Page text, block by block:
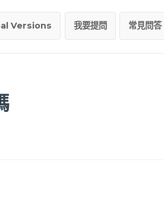
常見問答
我要提問
Versions